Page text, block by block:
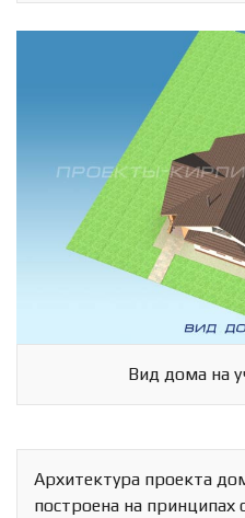
Вид дома на
Архитектура проекта
построена на